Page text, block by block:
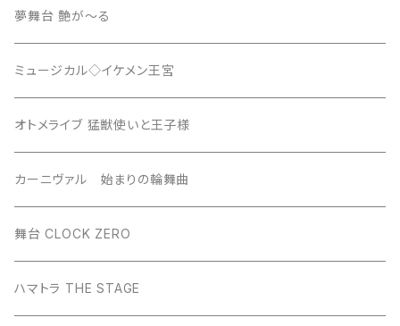
夢舞台 艶が～る
ミュージカル◇イケメン王宮
オトメライブ 猛獣使いと王子様
カーニヴァル 始まりの輪舞曲
舞台 CLOCK ZERO
ハマトラ THE STAGE